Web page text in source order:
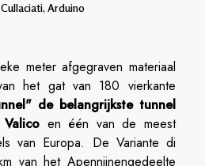
Arduino
meter afgegraven materiaal
het gat van 180 vierkante
de belangrijkste tunnel
en één van de meest
van Europa. De Variante di
van het Apennijnengedeelte